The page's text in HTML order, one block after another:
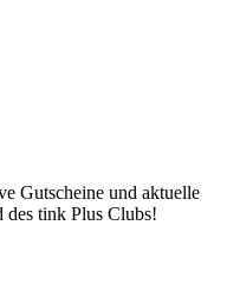
Gutscheine und aktuelle
des tink Plus Clubs!